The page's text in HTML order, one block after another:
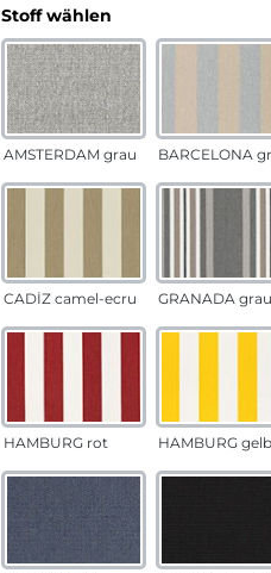
Stoff wählen
AMSTERDAM grau BARCELONA
CADÍZ camel-ecru GRANADA grau
HAMBURG rot HAMBURG gelb